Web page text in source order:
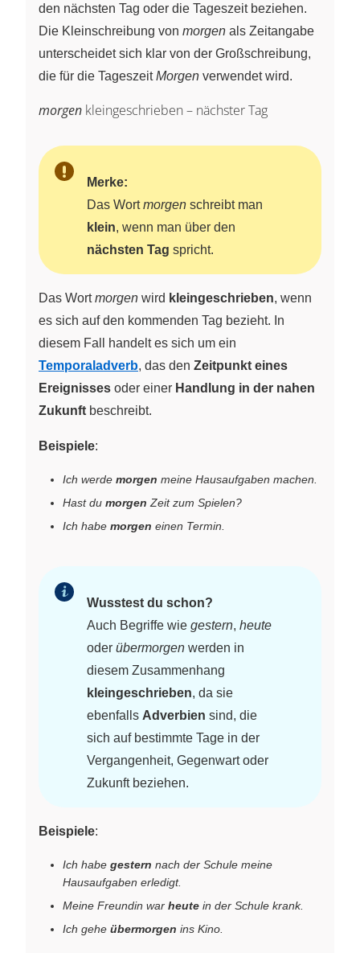
den nächsten Tag oder die Tageszeit beziehen.
Die Kleinschreibung von morgen als Zeitangabe
unterscheidet sich klar von der Großschreibung,
die für die TageszeitMorgen verwendet wird.
morgen kleingeschrieben – nächster Tag
Merke:
Das Wortmorgen schreibt man
klein, wenn man über den
nächsten Tag spricht.
Das Wortmorgen wird kleingeschrieben, wenn
es sich auf den kommenden Tag bezieht. In
diesem Fall handelt es sich um ein
Temporaladverb, das den Zeitpunkt eines
Ereignisses oder einer Handlung in der nahen
Zukunft beschreibt.
Beispiele:
Ich werde morgen meine Hausaufgaben machen.
Hast du morgen Zeit zum Spielen?
Ich habe morgen einen Termin.
Wusstest du schon?
Auch Begriffe wie gestern, heute
oder übermorgen werden in
diesem Zusammenhang
kleingeschrieben, da sie
ebenfalls Adverbien sind, die
sich auf bestimmte Tage in der
Vergangenheit, Gegenwart oder
Zukunft beziehen.
Beispiele:
Ich habe gestern nach der Schule meine
Hausaufgaben erledigt.
Meine Freundin war heute in der Schule krank.
Ich gehe übermorgen ins Kino.